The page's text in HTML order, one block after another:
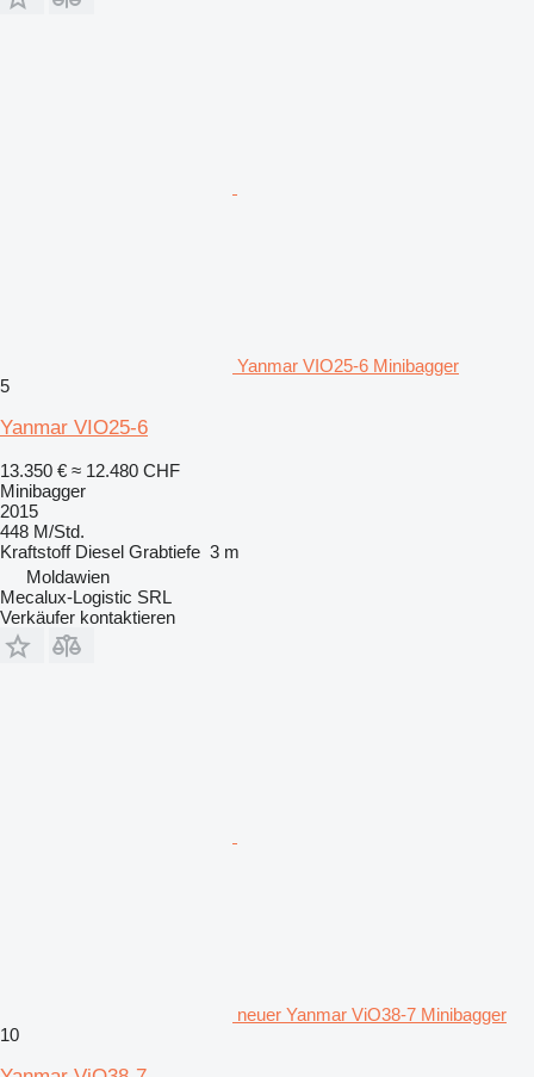
Yanmar VIO25-6 Minibagger
5
Yanmar VIO25-6
13.350 € ≈ 12.480 CHF
Minibagger
2015
448 M/Std.
Kraftstoff Diesel Grabtiefe 3 m
Moldawien
Mecalux-Logistic SRL
Verkäufer kontaktieren
neuer Yanmar ViO38-7 Minibagger
10